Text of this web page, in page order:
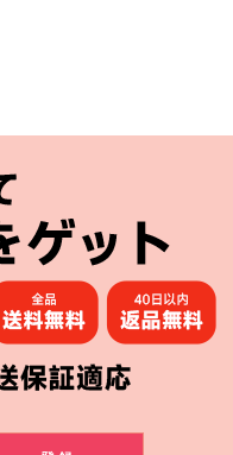
購読